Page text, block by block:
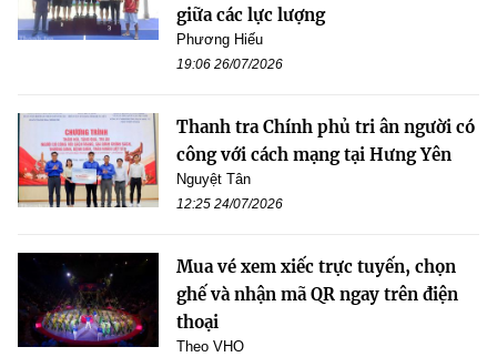
giữa các lực lượng
Phương Hiếu
19:06 26/07/2026
Thanh tra Chính phủ tri ân người có
công với cách mạng tại Hưng Yên
Nguyệt Tân
12:25 24/07/2026
Mua vé xem xiếc trực tuyến, chọn
ghế và nhận mã QR ngay trên điện
thoại
Theo VHO